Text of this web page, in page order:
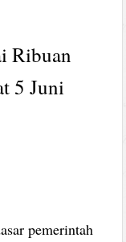
Ribuan
5 Juni
pemerintah